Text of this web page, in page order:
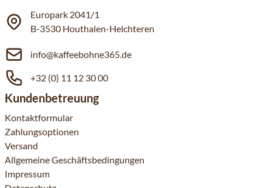
Europark 2041/1
B-3530 Houthalen-Helchteren
info@kaffeebohne365.de
+32 (0) 11 12 30 00
Kundenbetreuung
Kontaktformular
Zahlungsoptionen
Versand
Allgemeine Geschäftsbedingungen
Impressum